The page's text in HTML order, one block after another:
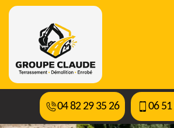
04 82 29 35 26 06 51